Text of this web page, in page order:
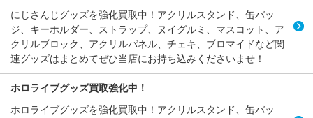
にじさんじグッズを強化買取中！アクリルスタンド、缶バッ
ジ、キーホルダー、ストラップ、ヌイグルミ、マスコット、ア
クリルブロック、アクリルパネル、チェキ、ブロマイドなど関
連グッズはまとめてぜひ当店にお持ち込みくださいませ！
ホロライブグッズ買取強化中！
ホロライブグッズを強化買取中！アクリルスタンド、缶バッ